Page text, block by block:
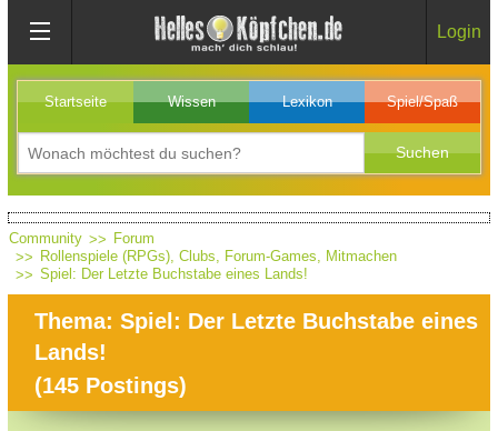
Login
Startseite Wissen Lexikon Spiel/Spaß
Community
Forum
Rollenspiele (RPGs), Clubs, Forum-Games, Mitmachen
Spiel: Der Letzte Buchstabe eines Lands!
Thema: Spiel: Der Letzte Buchstabe eines
Lands!
(145 Postings)